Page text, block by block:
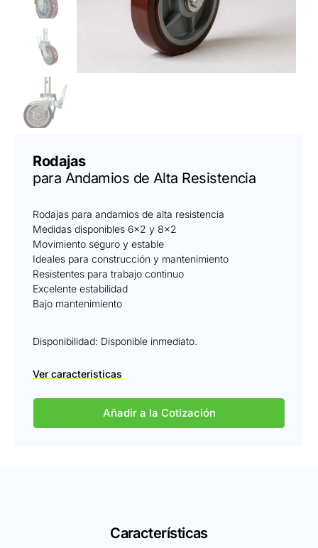
Rodajas
para Andamios de Alta Resistencia
Rodajas para andamios de alta resistencia
Medidas disponibles 6×2 y 8×2
Movimiento seguro y estable
Ideales para construcción y mantenimiento
Resistentes para trabajo continuo
Excelente estabilidad
Bajo mantenimiento
Disponibilidad: Disponible inmediato.
Ver características
Añadir a la Cotización
Características